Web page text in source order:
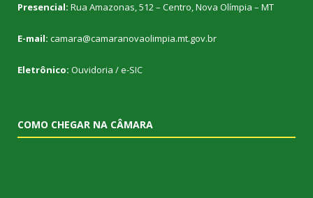
Presencial: Rua Amazonas, 512 – Centro, Nova Olímpia – MT
E-mail: camara@camaranovaolimpia.mt.gov.br
Eletrônico: Ouvidoria /e-SIC
COMO CHEGAR NA CÂMARA